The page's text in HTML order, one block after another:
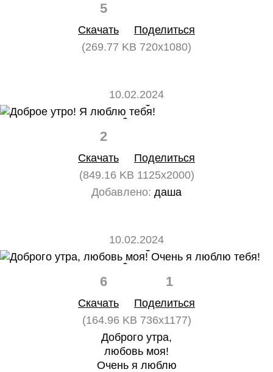
5
Скачать
Поделиться
(269.77 KB 720x1080)
10.02.2024
2
Скачать
Поделиться
(849.16 KB 1125x2000)
Добавлено: даша
10.02.2024
6 1
Скачать
Поделиться
(164.96 KB 736x1177)
Доброго утра,
любовь моя!
Очень я люблю